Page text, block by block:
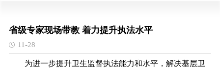
省级专家现场带教 着力提升执法水平
11-28
为进一步提升卫生监督执法能力和水平，解决基层卫